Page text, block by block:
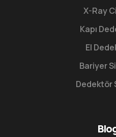
X-Ray
Kapı
El
Bariyer
Dedektör